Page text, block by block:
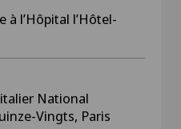
l’Hôpital l’Hôtel-
National
Vingts, Paris